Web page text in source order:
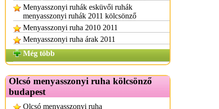
Menyasszonyi ruhák esküvői ruhák
menyasszonyi ruhák 2011 kölcsönző
Menyasszonyi ruha 2010 2011
Menyasszonyi ruha árak 2011
Még több
Olcsó menyasszonyi ruha kölcsönző
budapest
Olcsó menyasszonyi ruha